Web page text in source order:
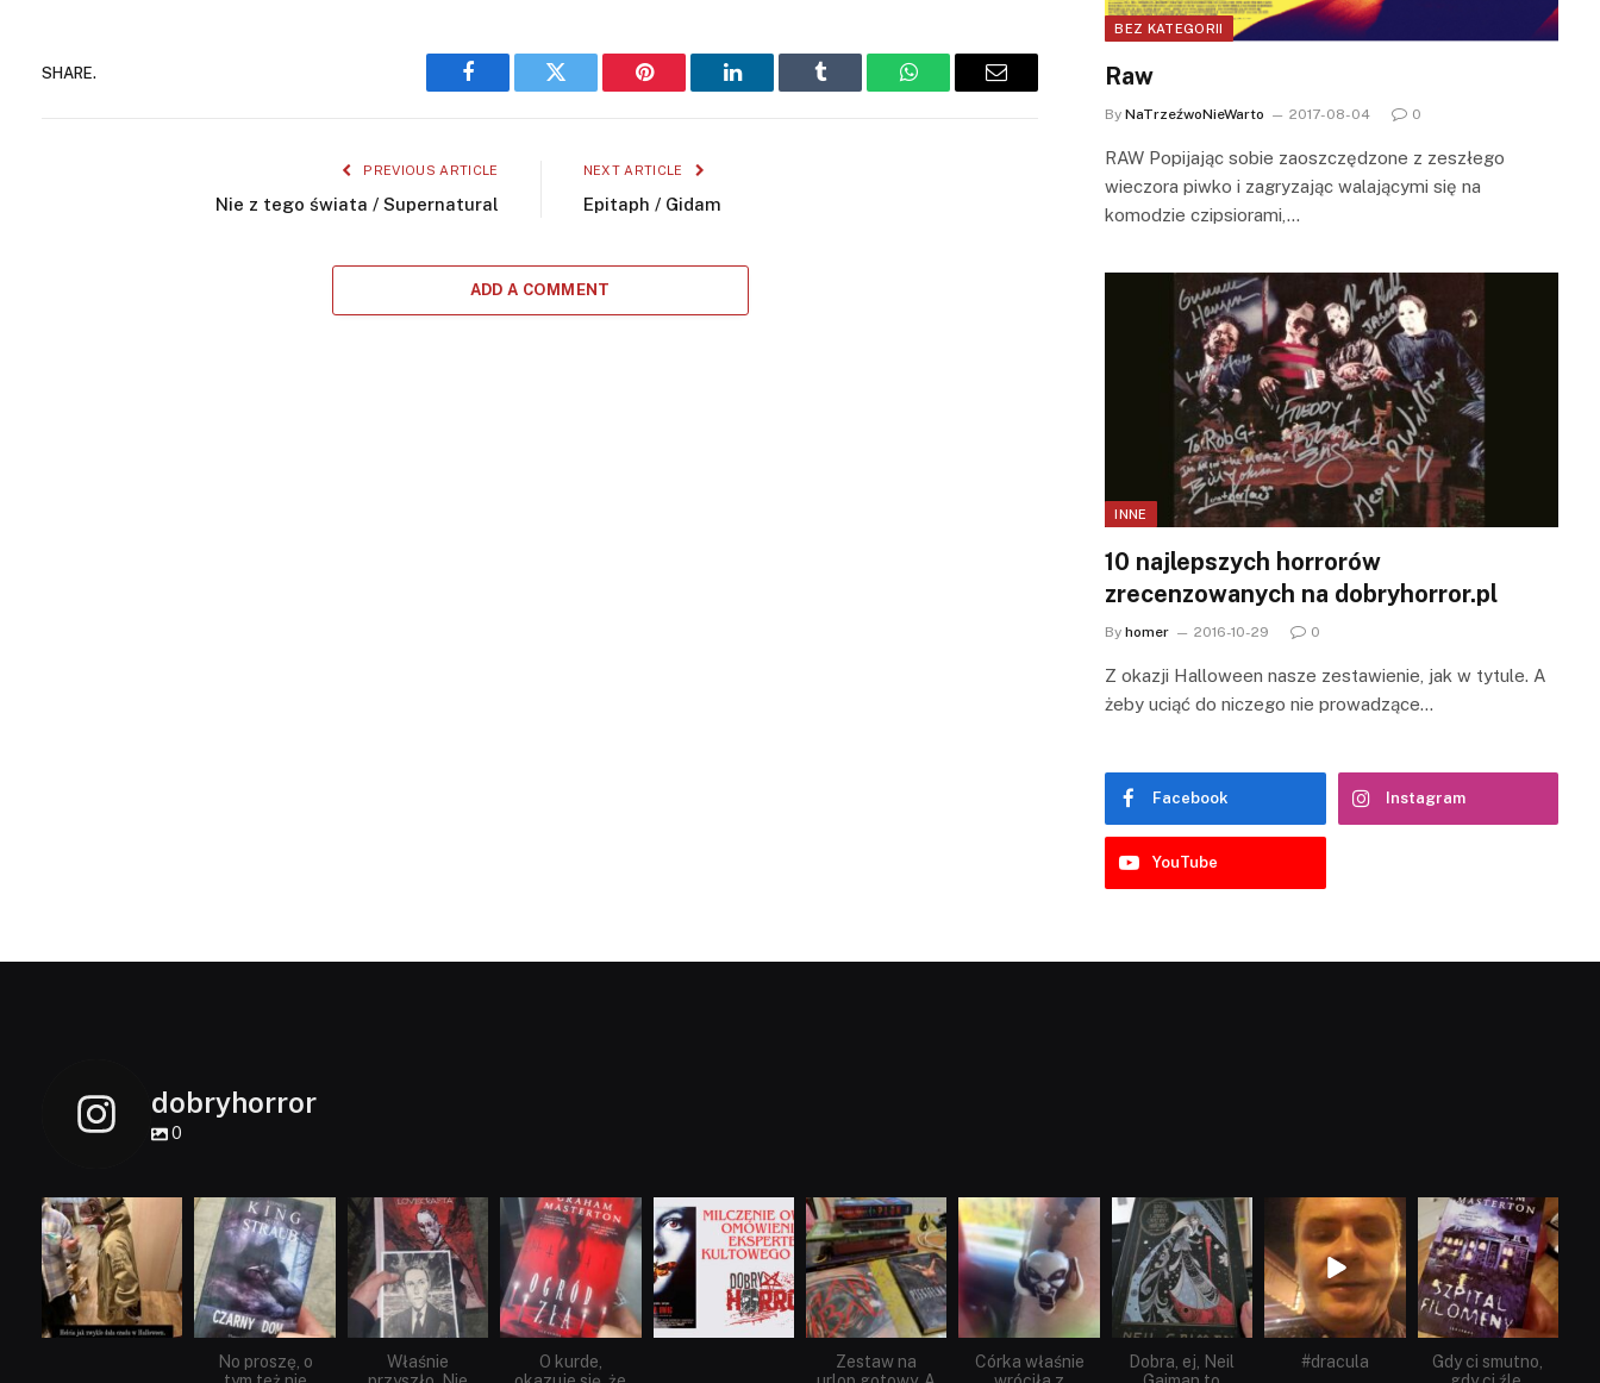
SHARE.
Facebook Twitter Pinterest LinkedIn Tumblr WhatsAppEmail
PREVIOUS ARTICLE
Nie z tego świata / Supernatural
NEXT ARTICLE
Epitaph / Gidam
ADD A COMMENT
BEZ KATEGORII
Raw
By NaTrzeźwoNieWarto 2017-08-04 0
RAW Popijając sobie zaoszczędzone z zeszłego
wieczora piwko i zagryzając walającymi się na
komodzie czipsiorami,…
INNE
10 najlepszych horrorów
zrecenzowanych na dobryhorror.pl
By homer 2016-10-29 0
Z okazji Halloween nasze zestawienie, jak w tytule. A
żeby uciąć do niczego nie prowadzące…
Facebook Instagram
YouTube
dobryhorror
0
dobryhorror
Lis 1
dobryhorror
Wrz 23
No proszę, o
dobryhorror
Wrz 19
Właśnie
dobryhorror
Sie 23
O kurde,
dobryhorror
Sie 19
dobryhorror
Lip 31
Zestaw na
dobryhorror
Lip 14
Córka właśnie
dobryhorror
Cze 16
Dobra, ej, Neil
dobryhorror
Maj 25
#dracula
dobryhorror
Maj 22
Gdy ci smutno,